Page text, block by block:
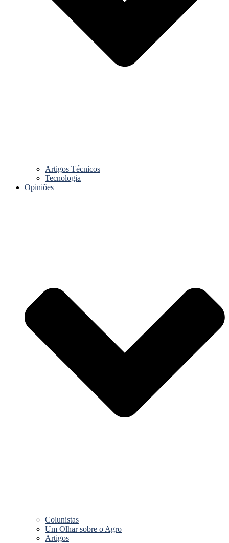
Artigos Técnicos
Tecnologia
Opiniões
Colunistas
Um Olhar sobre o Agro
Artigos